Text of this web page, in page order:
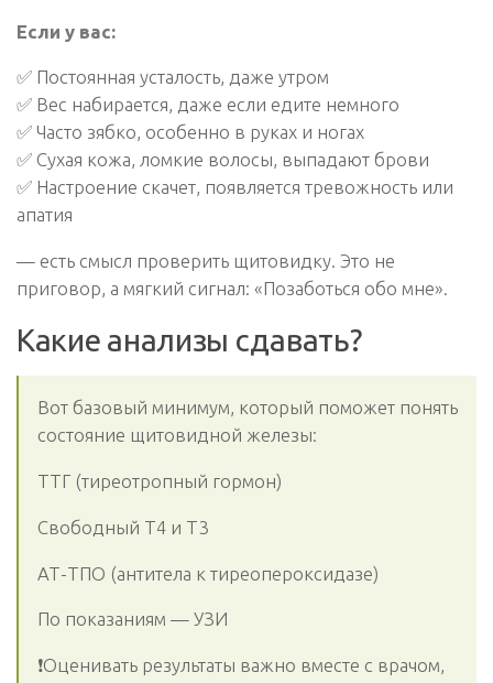
Если у вас:
✅ Постоянная усталость, даже утром
✅ Вес набирается, даже если едите немного
✅ Часто зябко, особенно в руках и ногах
✅ Сухая кожа, ломкие волосы, выпадают брови
✅ Настроение скачет, появляется тревожность или
апатия
— есть смысл проверить щитовидку. Это не
приговор, а мягкий сигнал: «Позаботься обо мне».
Какие анализы сдавать?
Вот базовый минимум, который поможет понять
состояние щитовидной железы:
ТТГ (тиреотропный гормон)
Свободный Т4 и Т3
АТ-ТПО (антитела к тиреопероксидазе)
По показаниям — УЗИ
❗️Оценивать результаты важно вместе с врачом,